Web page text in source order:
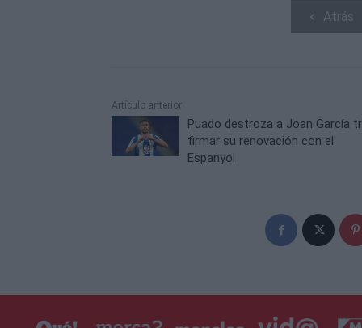
Atrás
Artículo anterior
Puado destroza a Joan García
firmar su renovación con el
Espanyol